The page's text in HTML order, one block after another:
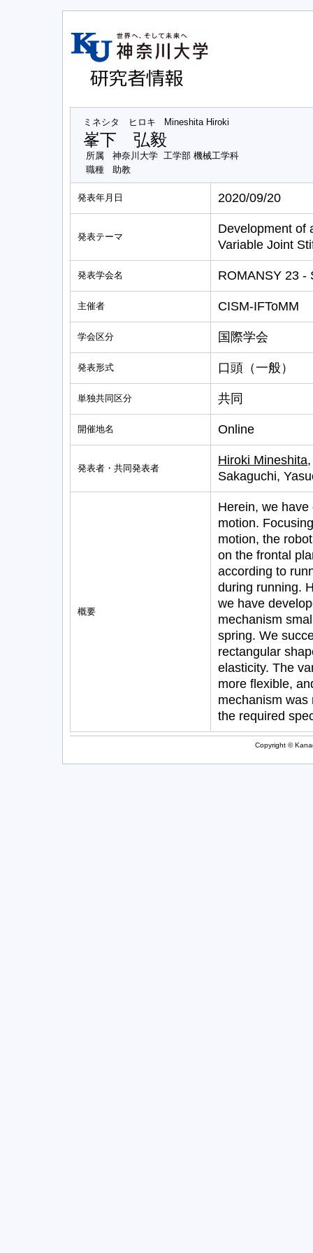
ミネシタ ヒロキ Mineshita Hiroki
峯下 弘毅
所属
神奈川大学 工学部 機械工学科
職種
助教
発表年月日 2020/09/20
発表テーマ
Development of
Variable Joint
発表学会名 ROMANSY 23 -
主催者 CISM-IFToMM
学会区分 国際学会
発表形式 口頭（一般）
単独共同区分 共同
開催地名 Online
発表者・共同発表者
Hiroki Mineshita
Sakaguchi,
概要
Herein, we
motion.
motion, the
on the frontal
according to
during running.
we have
mechanism
spring. We
rectangular
elasticity. The
more flexible,
mechanism was
the required
Copyright ©